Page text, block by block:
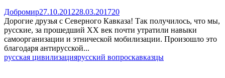
Добромир27.10.201228.03.201720
Дорогие друзья с Северного Кавказа! Так получилось, что мы,
русские, за прошедший XX век почти утратили навыки
самоорганизации и этнической мобилизации. Произошло это
благодаря антирусской...
русская цивилизациярусский вопроскавказцы